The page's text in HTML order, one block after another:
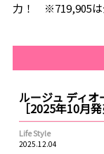
力！ ※719,905は
ルージュ ディ
［2025年10月
Life Style
2025.12.04